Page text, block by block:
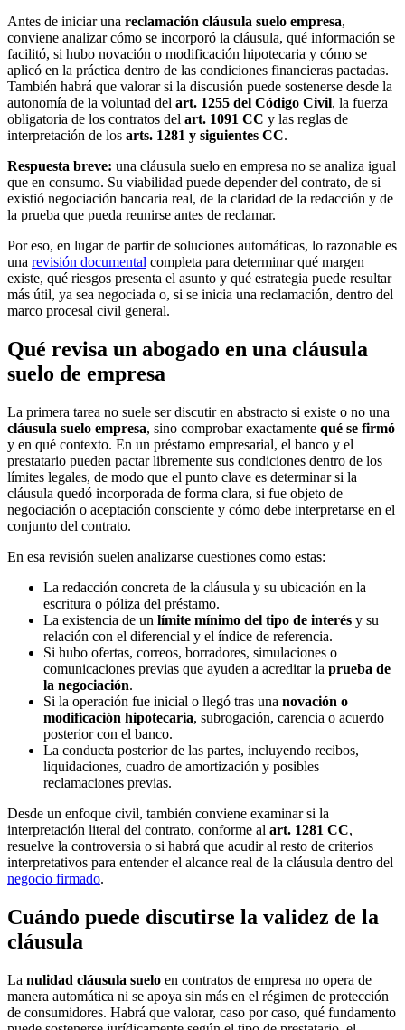
Antes de iniciar una reclamación cláusula suelo empresa,
conviene analizar cómo se incorporó la cláusula, qué información se
facilitó, si hubo novación o modificación hipotecaria y cómo se
aplicó en la práctica dentro de las condiciones financieras pactadas.
También habrá que valorar si la discusión puede sostenerse desde la
autonomía de la voluntad del art. 1255 del Código Civil, la fuerza
obligatoria de los contratos del art. 1091 CC y las reglas de
interpretación de los arts. 1281 y siguientes CC.
Respuesta breve: una cláusula suelo en empresa no se analiza igual
que en consumo. Su viabilidad puede depender del contrato, de si
existió negociación bancaria real, de la claridad de la redacción y de
la prueba que pueda reunirse antes de reclamar.
Por eso, en lugar de partir de soluciones automáticas, lo razonable es
una revisión documental completa para determinar qué margen
existe, qué riesgos presenta el asunto y qué estrategia puede resultar
más útil, ya sea negociada o, si se inicia una reclamación, dentro del
marco procesal civil general.
Qué revisa un abogado en una cláusula
suelo de empresa
La primera tarea no suele ser discutir en abstracto si existe o no una
cláusula suelo empresa, sino comprobar exactamente qué se firmó
y en qué contexto. En un préstamo empresarial, el banco y el
prestatario pueden pactar libremente sus condiciones dentro de los
límites legales, de modo que el punto clave es determinar si la
cláusula quedó incorporada de forma clara, si fue objeto de
negociación o aceptación consciente y cómo debe interpretarse en el
conjunto del contrato.
En esa revisión suelen analizarse cuestiones como estas:
La redacción concreta de la cláusula y su ubicación en la
escritura o póliza del préstamo.
La existencia de un límite mínimo del tipo de interés y su
relación con el diferencial y el índice de referencia.
Si hubo ofertas, correos, borradores, simulaciones o
comunicaciones previas que ayuden a acreditar la prueba de
la negociación.
Si la operación fue inicial o llegó tras una novación o
modificación hipotecaria, subrogación, carencia o acuerdo
posterior con el banco.
La conducta posterior de las partes, incluyendo recibos,
liquidaciones, cuadro de amortización y posibles
reclamaciones previas.
Desde un enfoque civil, también conviene examinar si la
interpretación literal del contrato, conforme al art. 1281 CC,
resuelve la controversia o si habrá que acudir al resto de criterios
interpretativos para entender el alcance real de la cláusula dentro del
negocio firmado.
Cuándo puede discutirse la validez de la
cláusula
La nulidad cláusula suelo en contratos de empresa no opera de
manera automática ni se apoya sin más en el régimen de protección
de consumidores. Habrá que valorar, caso por caso, qué fundamento